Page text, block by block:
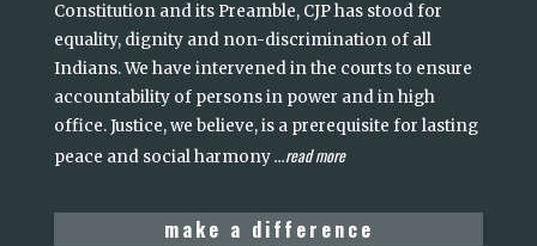
Constitution and its Preamble, CJP has stood for
equality, dignity and non-discrimination of all
Indians. We have intervened in the courts to ensure
accountability of persons in power and in high
office. Justice, we believe, is a prerequisite for lasting
peace and social harmony...read more
make a difference